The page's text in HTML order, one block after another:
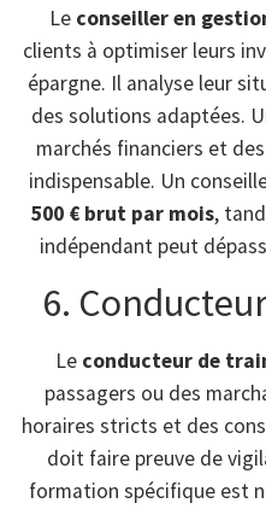
Le conseiller en
clients à optimiser leurs
épargne. Il analyse leur
des solutions adaptées.
marchés financiers et
indispensable. Un
500 € brut par mois,
indépendant peut
6.
Le conducteur de
passagers ou des
horaires stricts et des
doit faire preuve de
formation spécifique est